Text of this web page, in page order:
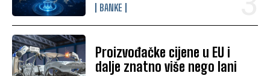
BANKE
Proizvođačke cijene u EU i
dalje znatno više nego lani